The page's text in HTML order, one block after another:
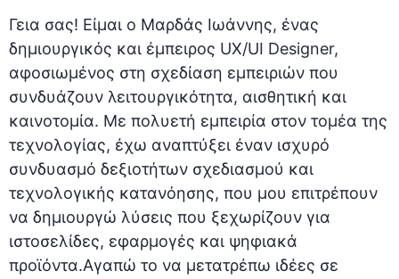
Γεια σας! Είμαι ο Μαρδάς Ιωάννης, ένας
δημιουργικός και έμπειρος UX/UI Designer,
αφοσιωμένος στη σχεδίαση εμπειριών που
συνδυάζουν λειτουργικότητα, αισθητική και
καινοτομία. Με πολυετή εμπειρία στον τομέα της
τεχνολογίας, έχω αναπτύξει έναν ισχυρό
συνδυασμό δεξιοτήτων σχεδιασμού και
τεχνολογικής κατανόησης, που μου επιτρέπουν
να δημιουργώ λύσεις που ξεχωρίζουν για
ιστοσελίδες, εφαρμογές και ψηφιακά
προϊόντα.Αγαπώ το να μετατρέπω ιδέες σε